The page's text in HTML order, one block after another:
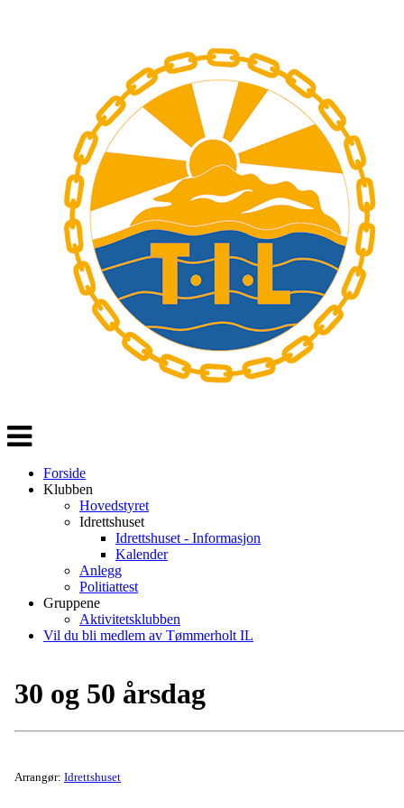
Veksle
navigasjon
Forside
Klubben
Hovedstyret
Idrettshuset
Idrettshuset - Informasjon
Kalender
Anlegg
Politiattest
Gruppene
Aktivitetsklubben
Vil du bli medlem av Tømmerholt IL
30 og 50 årsdag
Arrangør: Idrettshuset